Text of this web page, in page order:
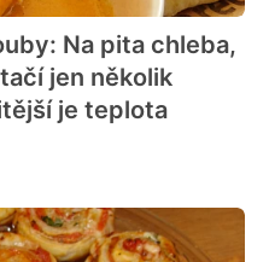
Na pita chleba,
jen několik
je teplota